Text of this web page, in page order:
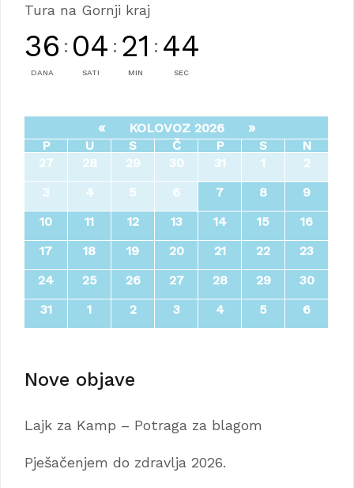
Tura na Gornji kraj
36
DANA
: 04
SATI
: 21
MIN
: 43
SEC
« KOLOVOZ 2026 »
P U S Č P S
N
27
28 29 30 31 1
2
3
4 5 6 7 8
9
10
11 12 13 14 15
16
17
18 19 20 21 22
23
24
25 26 27 28 29
30
31
1 2 3 4 5 6
Nove objave
Lajk za Kamp – Potraga za blagom
Pješačenjem do zdravlja 2026.